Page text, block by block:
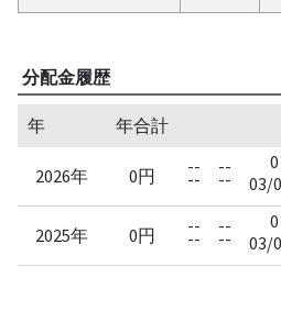
分配金履歴
年 年合計
2026年 0円 --
--
--
--
0
03/
2025年 0円 --
--
--
--
0
03/